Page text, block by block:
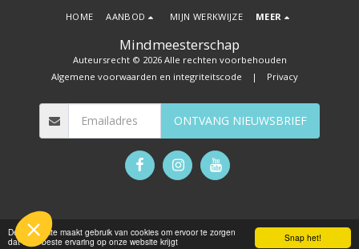
Snap het!
Deze website maakt gebruik van cookies om ervoor te zorgen
dat u de beste ervaring op onze website krijgt
Mindmeesterschap
Auteursrecht © 2026 Alle rechten voorbehouden
Algemene voorwaarden en integriteitscode | Privacy
HOME AANBOD MIJN WERKWIJZE MEER
ONTVANG NIEUWSBRIEF